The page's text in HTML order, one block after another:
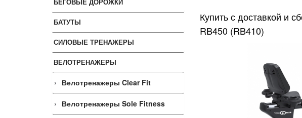
БАТУТЫ
СИЛОВЫЕ ТРЕНАЖЕРЫ
ВЕЛОТРЕНАЖЕРЫ
Велотренажеры Clear Fit
Велотренажеры Sole Fitness
Купить с доставкой и
RB450 (RB410)